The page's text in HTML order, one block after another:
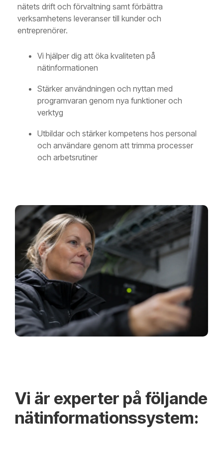
nätets drift och förvaltning samt förbättra
verksamhetens leveranser till kunder och
entreprenörer.
Vi hjälper dig att öka kvaliteten på
nätinformationen
Stärker användningen och nyttan med
programvaran genom nya funktioner och
verktyg
Utbildar och stärker kompetens hos personal
och användare genom att trimma processer
och arbetsrutiner
Vi är experter på följande
nätinformationssystem: